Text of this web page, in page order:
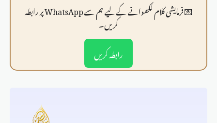
💌 فرمايشی کلام لکھوانے کے لیے ہم سے WhatsApp پر رابطہ
کریں۔
رابطہ کریں